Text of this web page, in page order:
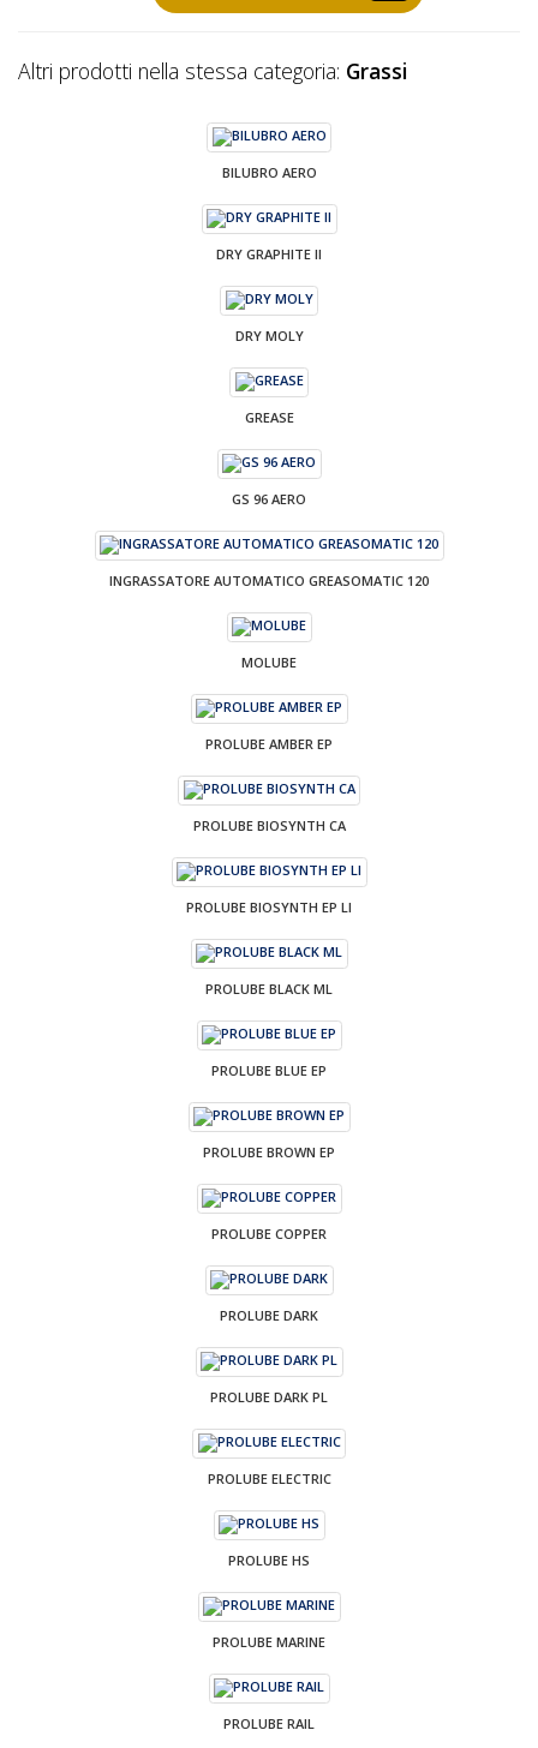
Altri prodotti nella stessa categoria: Grassi
BILUBRO AERO
DRY GRAPHITE II
DRY MOLY
GREASE
GS 96 AERO
INGRASSATORE AUTOMATICO GREASOMATIC 120
MOLUBE
PROLUBE AMBER EP
PROLUBE BIOSYNTH CA
PROLUBE BIOSYNTH EP LI
PROLUBE BLACK ML
PROLUBE BLUE EP
PROLUBE BROWN EP
PROLUBE COPPER
PROLUBE DARK
PROLUBE DARK PL
PROLUBE ELECTRIC
PROLUBE HS
PROLUBE MARINE
PROLUBE RAIL